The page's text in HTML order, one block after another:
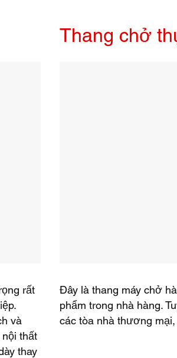
rất
và
thất
thay
Thang chở
Đây là thang máy chở
phẩm trong nhà hàng.
các tòa nhà thương